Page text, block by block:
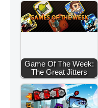
Game Of The Week:
The Great Jitters